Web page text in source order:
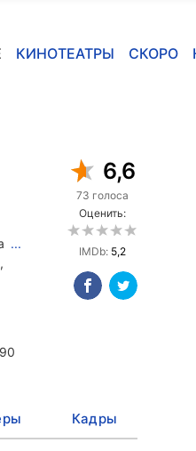
КИНОТЕАТРЫ СКОРО
...
,
6,6
73 голоса
Оценить:
IMDb: 5,2
Кадры